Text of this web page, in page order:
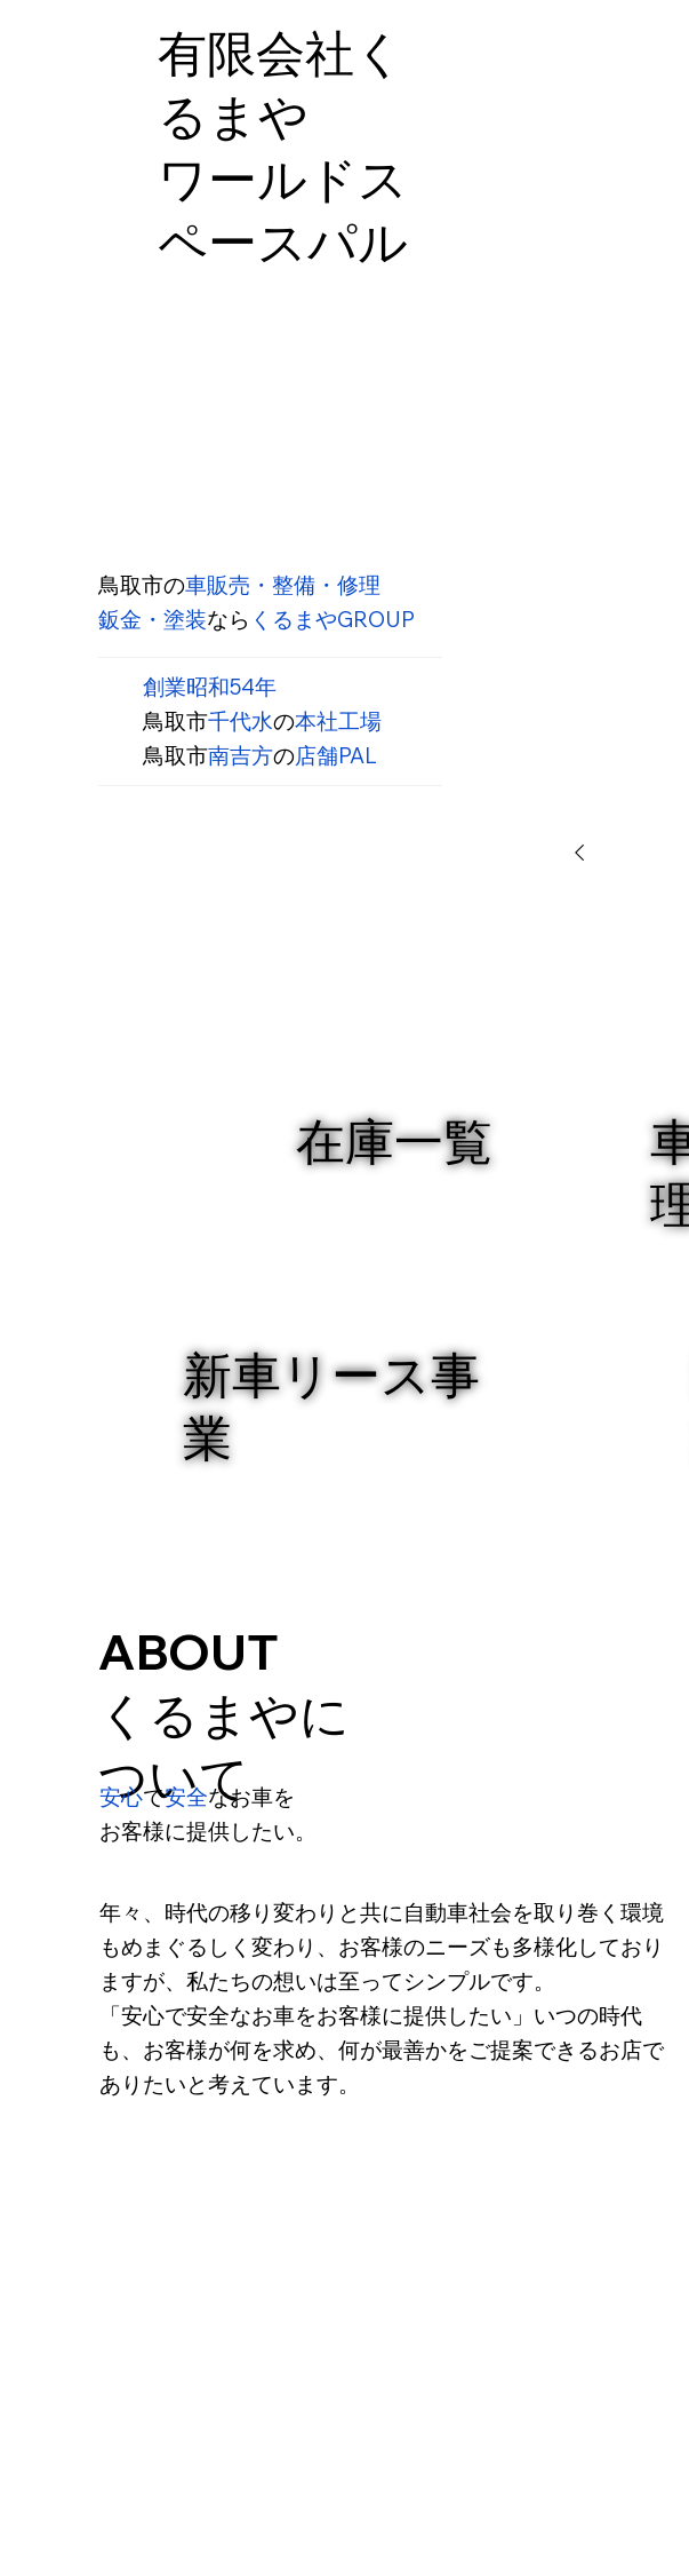
有限会社く
るまや
ワールドス
ペースパル
在庫一覧
新車リース事
業
鳥取市の車販売・整備・修理
鈑金・塗装なら くるまやGROUP
創業昭和54年
鳥取市千代水の本社工場
鳥取市南吉方の店舗PAL
ABOUT
くるまやに
ついて
安心で安全なお車を
お客様に提供したい。
年々、時代の移り変わりと共に自動車社会を取り巻く環境
もめまぐるしく変わり、お客様のニーズも多様化しており
ますが、私たちの想いは至ってシンプルです。
「安心で安全なお車をお客様に提供したい」いつの時代
も、お客様が何を求め、何が最善かをご提案できるお店で
ありたいと考えています。